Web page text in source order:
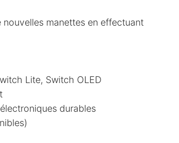
nouvelles manettes en effectuant
Lite, Switch OLED
durables